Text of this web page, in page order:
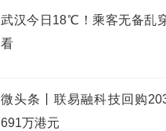
武汉今日18℃！乘客无备乱
看
微头条丨联易融科技回购
691万港元